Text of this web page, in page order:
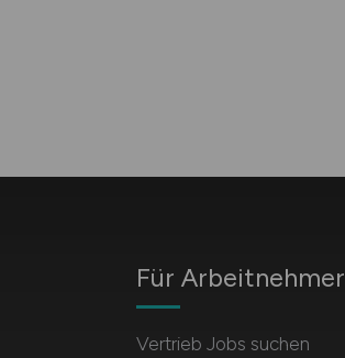
Für Arbeitnehmer
Vertrieb Jobs suchen